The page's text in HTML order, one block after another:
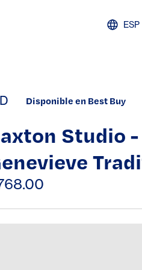
ESP
D Disponible en Best Buy
Studio -